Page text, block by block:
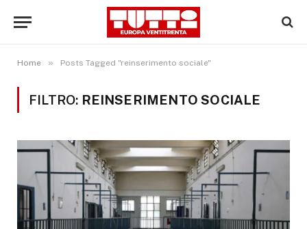
Home » Posts Tagged "reinserimento sociale"
FILTRO: REINSERIMENTO SOCIALE